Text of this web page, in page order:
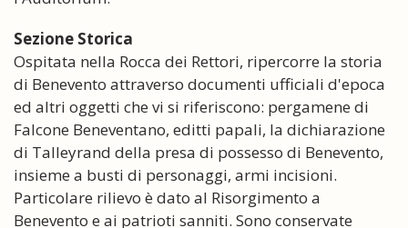
Sezione Storica
Ospitata nella Rocca dei Rettori, ripercorre la storia
di Benevento attraverso documenti ufficiali d'epoca
ed altri oggetti che vi si riferiscono: pergamene di
Falcone Beneventano, editti papali, la dichiarazione
di Talleyrand della presa di possesso di Benevento,
insieme a busti di personaggi, armi incisioni.
Particolare rilievo è dato al Risorgimento a
Benevento e ai patrioti sanniti. Sono conservate